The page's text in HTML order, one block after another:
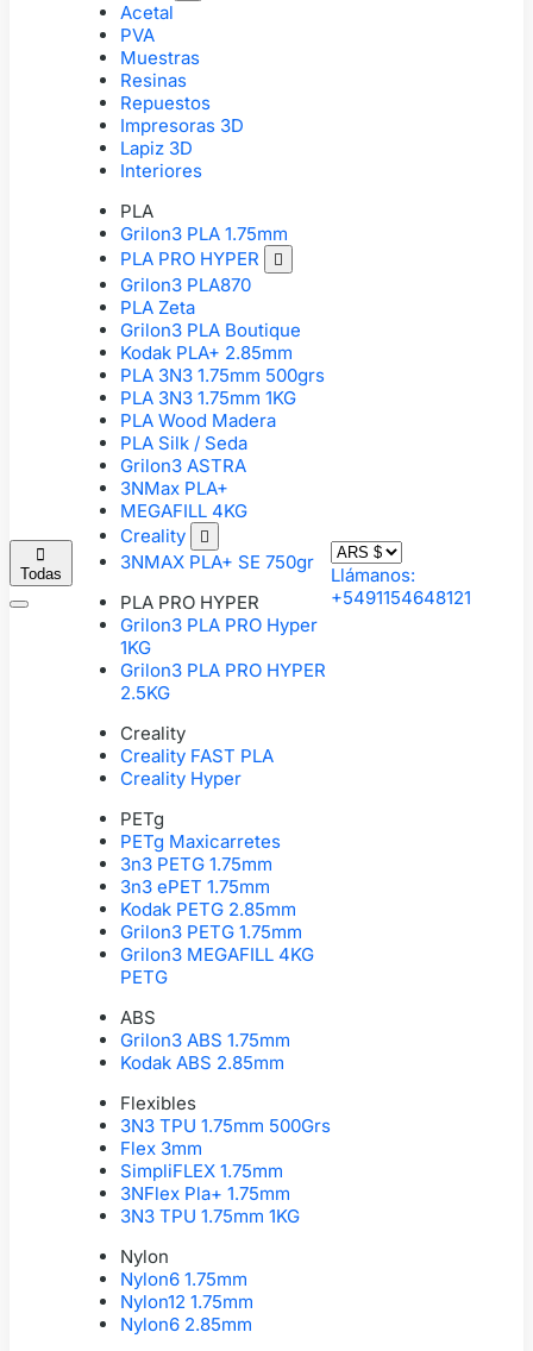

Todas
Acetal
PVA
Muestras
Resinas
Repuestos
Impresoras 3D
Lapiz 3D
Interiores
PLA
Grilon3 PLA 1.75mm
PLA PRO HYPER

Grilon3 PLA870
PLA Zeta
Grilon3 PLA Boutique
Kodak PLA+ 2.85mm
PLA 3N3 1.75mm 500grs
PLA 3N3 1.75mm 1KG
PLA Wood Madera
PLA Silk / Seda
Grilon3 ASTRA
3NMax PLA+
MEGAFILL 4KG
Creality

3NMAX PLA+ SE 750gr
PLA PRO HYPER
Grilon3 PLA PRO Hyper
1KG
Grilon3 PLA PRO HYPER
2.5KG
Creality
Creality FAST PLA
Creality Hyper
PETg
PETg Maxicarretes
3n3 PETG 1.75mm
3n3 ePET 1.75mm
Kodak PETG 2.85mm
Grilon3 PETG 1.75mm
Grilon3 MEGAFILL 4KG
PETG
ABS
Grilon3 ABS 1.75mm
Kodak ABS 2.85mm
Flexibles
3N3 TPU 1.75mm 500Grs
Flex 3mm
SimpliFLEX 1.75mm
3NFlex Pla+ 1.75mm
3N3 TPU 1.75mm 1KG
Nylon
Nylon6 1.75mm
Nylon12 1.75mm
Nylon6 2.85mm
Llámanos:
+5491154648121